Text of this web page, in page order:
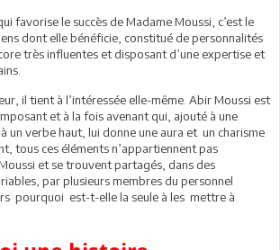
favorise le succès de Madame Moussi, c’est le
dont elle bénéficie, constitué de personnalités
très influentes et disposant d’une expertise et
il tient à l’intéressée elle-même. Abir Moussi est
et à la fois avenant qui, ajouté à une
un verbe haut, lui donne une aura et un charisme
tous ces éléments n’appartiennent pas
et se trouvent partagés, dans des
par plusieurs membres du personnel
pourquoi est-t-elle la seule à les mettre à